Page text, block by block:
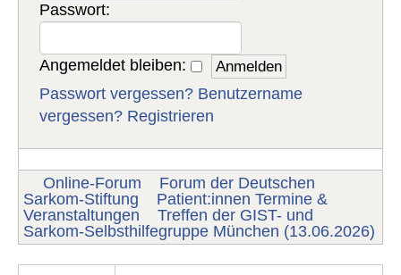
Passwort:
Angemeldet bleiben:
Passwort vergessen? Benutzername
vergessen? Registrieren
Online-Forum
Forum der Deutschen
Sarkom-Stiftung
Patient:innen Termine &
Veranstaltungen
Treffen der GIST- und
Sarkom-Selbsthilfegruppe München (13.06.2026)